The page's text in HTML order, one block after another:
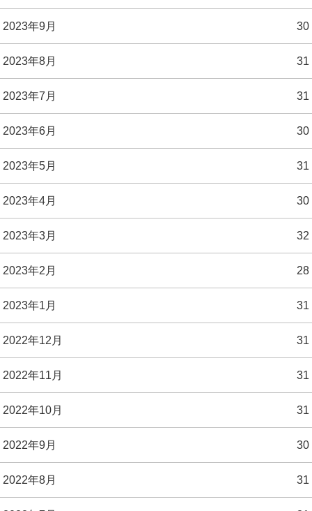
2023年9月 30
2023年8月 31
2023年7月 31
2023年6月 30
2023年5月 31
2023年4月 30
2023年3月 32
2023年2月 28
2023年1月 31
2022年12月 31
2022年11月 31
2022年10月 31
2022年9月 30
2022年8月 31